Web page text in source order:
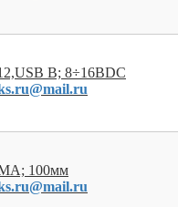
B; 8÷16ВDC
100мм